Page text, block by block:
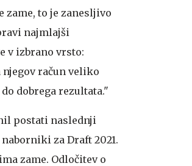
zame, to je zanesljivo
najmlajši
v izbrano vrsto:
račun veliko
dobrega rezultata."
postati naslednji
za Draft 2021.
zame. Odločitev o